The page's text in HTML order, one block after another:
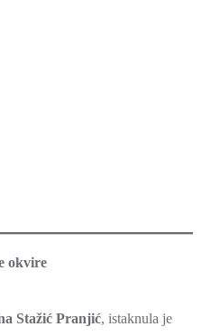
okvire
Stažić Pranjić, istaknula je